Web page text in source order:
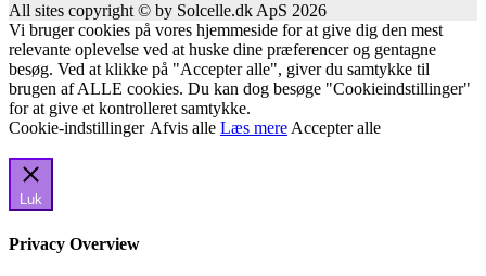
All sites copyright © by Solcelle.dk ApS 2026
Vi bruger cookies på vores hjemmeside for at give dig den mest
relevante oplevelse ved at huske dine præferencer og gentagne
besøg. Ved at klikke på "Accepter alle", giver du samtykke til
brugen af ALLE cookies. Du kan dog besøge "Cookieindstillinger"
for at give et kontrolleret samtykke.
Cookie-indstillinger Afvis alle Læs mereAccepter alle
Luk
Privacy Overview